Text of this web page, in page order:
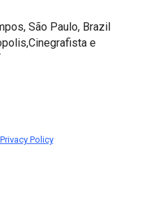
São Paulo, Brazil
e
Privacy Policy